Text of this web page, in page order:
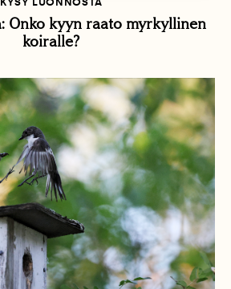
Onko kyyn raato myrkyllinen
koiralle?